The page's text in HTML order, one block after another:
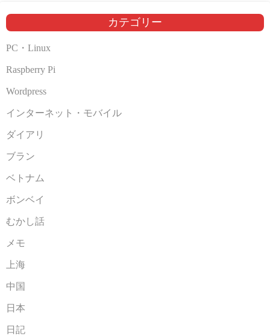
ブ
カテゴリー
PC・Linux
Raspberry Pi
Wordpress
インターネット・モバイル
ダイアリ
ブラン
ベトナム
ボンベイ
むかし話
メモ
上海
中国
日本
日記